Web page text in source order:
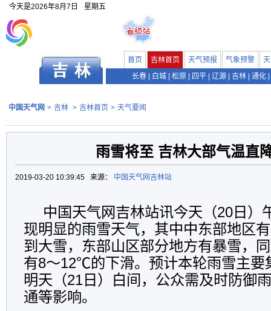
今天是2026年8月7日 星期五
首页 吉林首页 天气预报 气象预警
长春
白城 松原 四平 辽源 吉林 通化
中国天气网 > 吉林 > 吉林首页 > 天气要闻
雨雪将至 吉林大部气温直
2019-03-20 10:39:45 来源： 中国天气网吉林站
中国天气网吉林站讯今天（20日）
现明显的雨雪天气，其中中东部地区
到大雪，东部山区部分地方有暴雪，
有8～12℃的下滑。预计本轮雨雪主要
明天（21日）白间，公众需及时防御
通等影响。